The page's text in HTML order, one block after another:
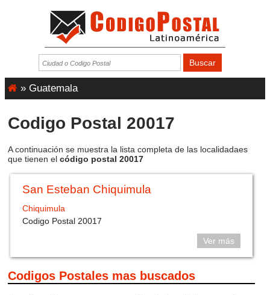
» Guatemala
Codigo Postal 20017
A continuación se muestra la lista completa de las localidadaes
que tienen el código postal 20017
San Esteban Chiquimula
Chiquimula
Codigo Postal 20017
Ver más
Codigos Postales mas buscados